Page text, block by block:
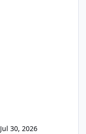
Jul 30, 2026